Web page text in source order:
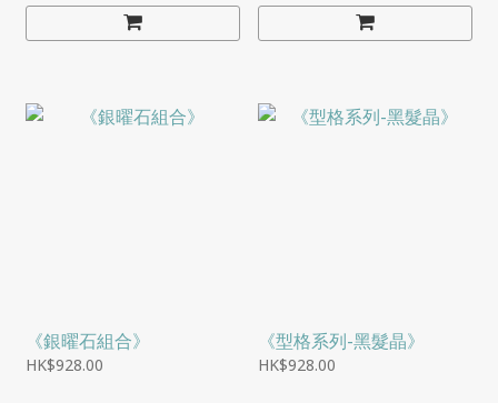
《銀曜石組合》
HK$928.00
《型格系列-黑髮晶》
HK$928.00